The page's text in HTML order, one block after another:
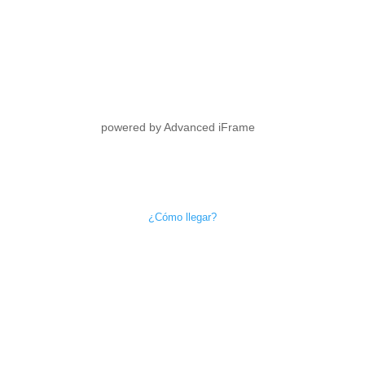
powered by Advanced iFrame
¿Cómo llegar?